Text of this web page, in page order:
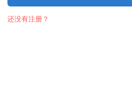
还没有注册？